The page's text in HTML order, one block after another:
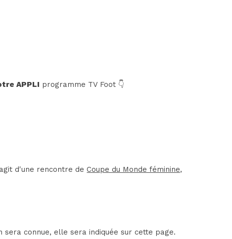
APPLI programme TV Foot 👇
d'une rencontre deCoupe du Monde féminine,
sera connue, elle sera indiquée sur cette page.